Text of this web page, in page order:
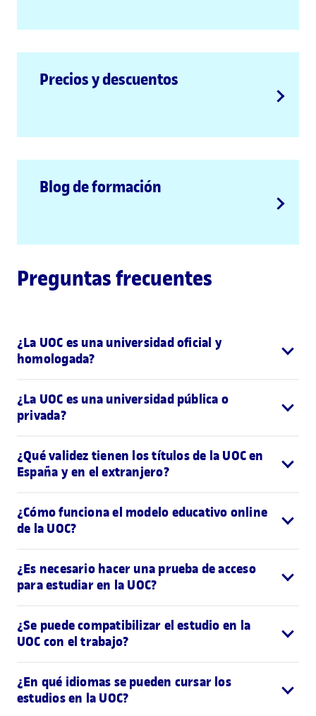
Precios y descuentos
Blog de formación
Preguntas frecuentes
¿La UOC es una universidad oficial y
homologada?
¿La UOC es una universidad pública o
privada?
¿Qué validez tienen los títulos de la UOC en
España y en el extranjero?
¿Cómo funciona el modelo educativo online
de la UOC?
¿Es necesario hacer una prueba de acceso
para estudiar en la UOC?
¿Se puede compatibilizar el estudio en la
UOC con el trabajo?
¿En qué idiomas se pueden cursar los
estudios en la UOC?